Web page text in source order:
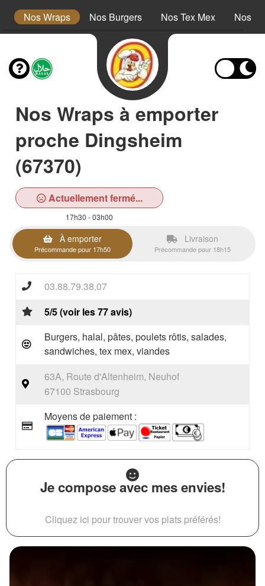
Nos Wraps Nos Burgers Nos Tex Mex Nos
Nos Wraps à emporter
proche Dingsheim
(67370)
Actuellement fermé...
17h30 - 03h00
À emporter
Précommande pour 17h50
Livraison
Précommande pour 18h15
03.88.79.38.07
5/5 (voir les 77 avis)
Burgers, halal, pâtes, poulets rôtis, salades,
sandwiches, tex mex, viandes
63A, Route d'Altenheim, Neuhof
67100 Strasbourg
Moyens de paiement :
Je compose avec mes envies!
Cliquez ici pour trouver vos plats préférés!